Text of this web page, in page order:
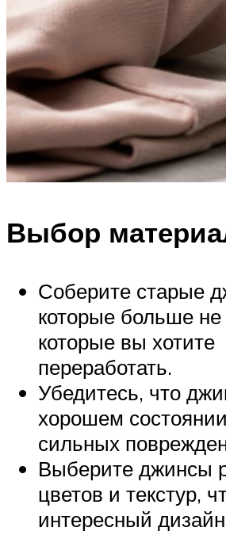
Выбор
Соберите старые
которые больше
которые вы хотите
переработать.
Убедитесь, что
хорошем
сильных
Выберите джинсы
цветов и текстур,
интересный